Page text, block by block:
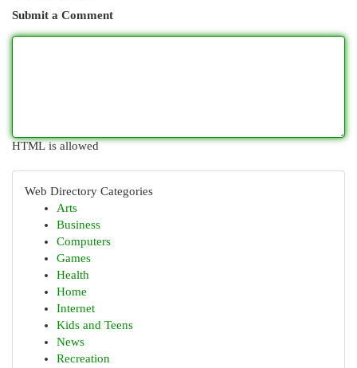
Submit a Comment
HTML is allowed
Web Directory Categories
Arts
Business
Computers
Games
Health
Home
Internet
Kids and Teens
News
Recreation